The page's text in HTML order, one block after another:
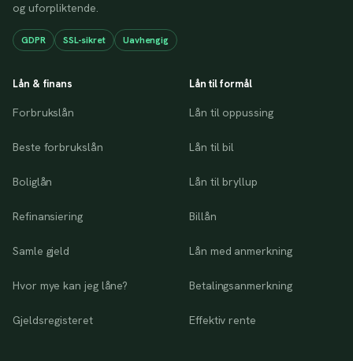
og uforpliktende.
GDPR SSL-sikret Uavhengig
Lån & finans
Forbrukslån
Beste forbrukslån
Boliglån
Refinansiering
Samle gjeld
Hvor mye kan jeg låne?
Gjeldsregisteret
Lån til formål
Lån til oppussing
Lån til bil
Lån til bryllup
Billån
Lån med anmerkning
Betalingsanmerkning
Effektiv rente